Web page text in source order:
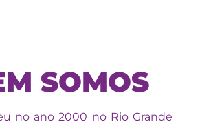
SOMOS
no ano 2000 no Rio Grande